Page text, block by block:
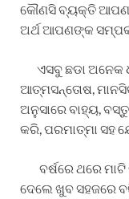
କୌଣସି ବ୍ୟକ୍ତି
ଅର୍ଥ ଆପଣଙ୍କ ସମ୍ପର୍କ
ଏସବୁ ଛଡା ଅନେକ
ଆତ୍ମସନ୍ତୋଷ,
ଅନୁସାରେ ବାହ୍ୟ,
କରି, ପରମାତ୍ମା ସହ
ବର୍ଷରେ ଥରେ ମାଟି
ଦେଲେ ଖୁବ ସହଜରେ